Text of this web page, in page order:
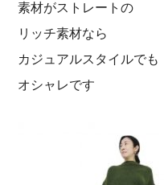
素材がストレートの
リッチ素材なら
カジュアルスタイルでも
オシャレです